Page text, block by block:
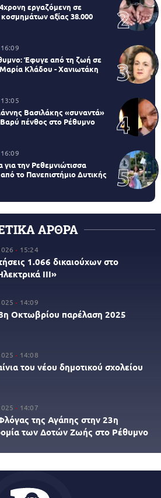
εργαζόμενη σε
αξίας 38.000
16:09
Έφυγε από τη ζωή σε
Μαρία Κλάδου - Χανιωτάκη
13:05
Βασιλάκης «συναντά»
πένθος στο Ρέθυμνο
16:09
την Ρεθεμνιώτισσα
το Πανεπιστήμιο Δυτικής
ΑΡΘΡΑ
15:24
1.066 δικαιούχων στο
ΙΙΙ»
14:09
Οκτωβρίου παρέλαση 2025
14:08
του νέου δημοτικού σχολείου
14:07
της Αγάπης στην 23η
των Δοτών Ζωής στο Ρέθυμνο